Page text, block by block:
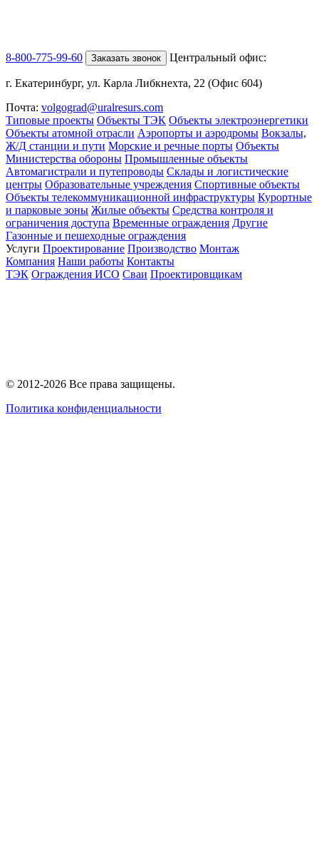
8-800-775-99-60 Заказать звонок Центральный офис:
г. Екатеринбург, ул. Карла Либкнехта, 22 (Офис 604)
Почта: volgograd@uralresurs.com
Типовые проекты Объекты ТЭК Объекты электроэнергетики
Объекты атомной отрасли Аэропорты и аэродромы Вокзалы,
Ж/Д станции и пути Морские и речные порты Объекты
Министерства обороны Промышленные объекты
Автомагистрали и путепроводы Склады и логистические
центры Образовательные учреждения Спортивные объекты
Объекты телекоммуникационной инфраструктуры Курортные
и парковые зоны Жилые объекты Средства контроля и
ограничения доступа Временные ограждения Другие
Газонные и пешеходные ограждения
Услуги Проектирование Производство Монтаж
Компания Наши работы Контакты
ТЭК Ограждения ИСО Сваи Проектировщикам
© 2012-2026 Все права защищены.
Политика конфиденциальности